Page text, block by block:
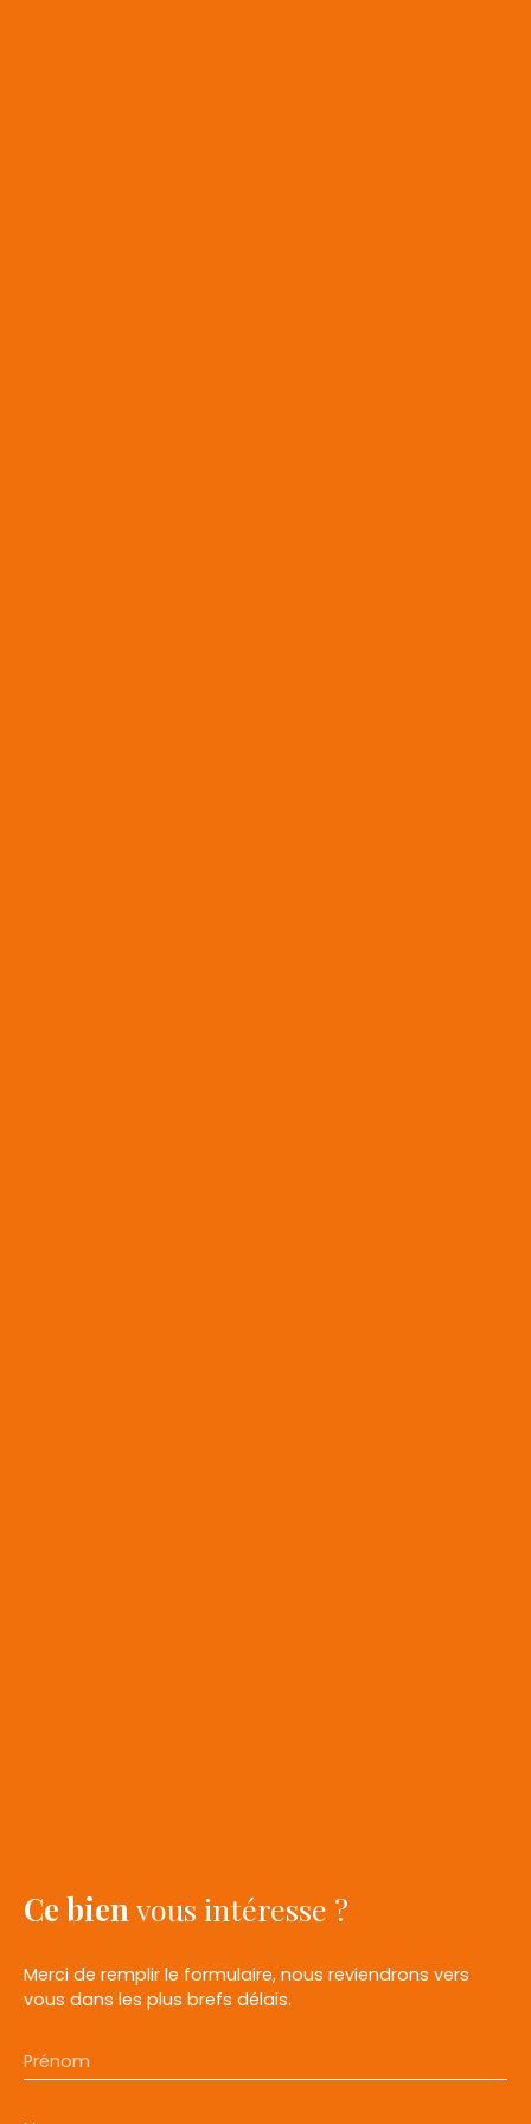
Ce bien vous intéresse ?
Merci de remplir le formulaire, nous reviendrons vers
vous dans les plus brefs délais.
Prénom